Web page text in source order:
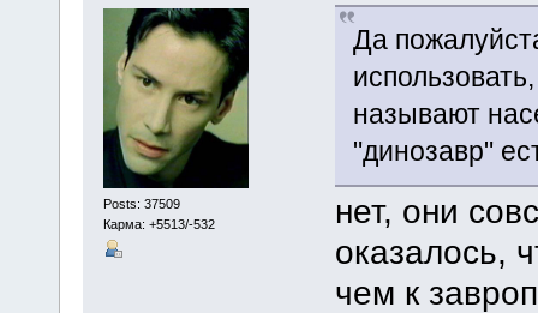
Posts: 37509
Карма: +5513/-532
Да
называют
"динозавр"
нет, они
оказалось,
чем к